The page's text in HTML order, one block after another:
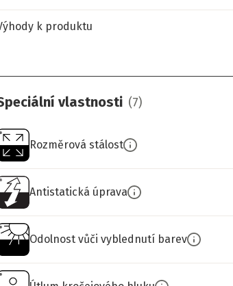
k produktu
vlastnosti (7)
Rozměrová stálost
Antistatická úprava
Odolnost vůči vyblednutí barev